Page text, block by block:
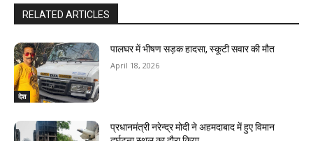
RELATED ARTICLES
देश
पालघर में भीषण सड़क हादसा, स्कूटी सवार की मौत
April 18, 2026
प्रधानमंत्री नरेन्द्र मोदी ने अहमदाबाद में हुए विमान